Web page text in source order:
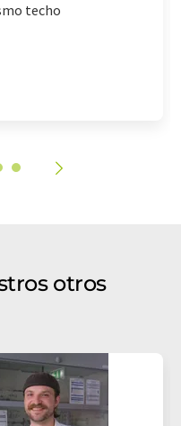
techo
otros